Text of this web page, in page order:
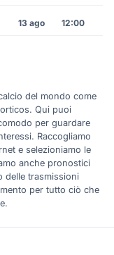
13 ago 12:00
del mondo come
Qui puoi
per guardare
Raccogliamo
e selezioniamo le
anche pronostici
delle trasmissioni
per tutto ciò che